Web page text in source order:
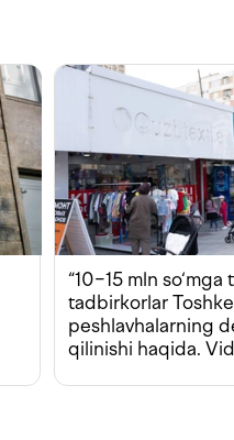
“10−15 mln so‘mga
tadbirkorlar
peshlavhalarning
qilinishi haqida.